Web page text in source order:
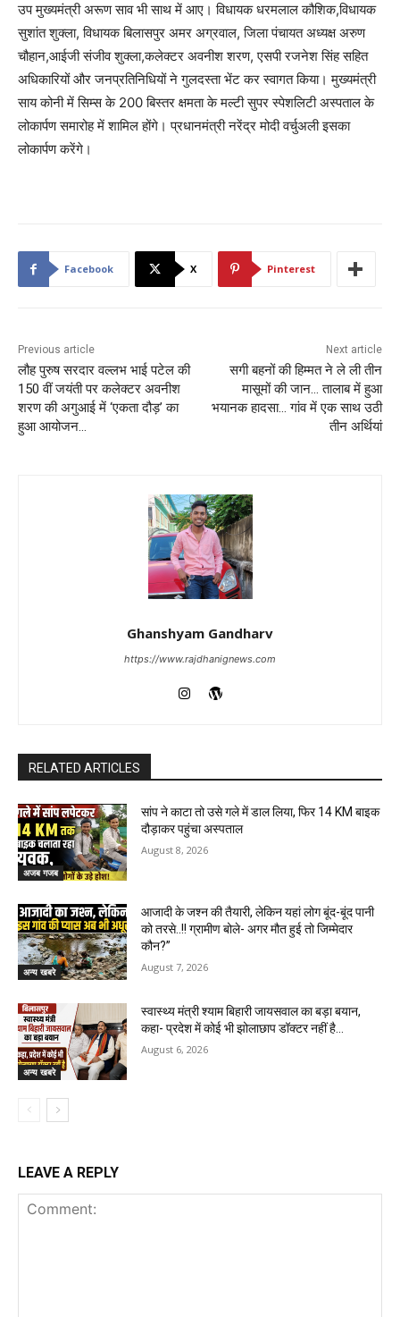
उप मुख्यमंत्री अरूण साव भी साथ में आए। विधायक धरमलाल कौशिक,विधायक
सुशांत शुक्ला, विधायक बिलासपुर अमर अग्रवाल, जिला पंचायत अध्यक्ष अरुण
चौहान,आईजी संजीव शुक्ला,कलेक्टर अवनीश शरण, एसपी रजनेश सिंह सहित
अधिकारियों और जनप्रतिनिधियों ने गुलदस्ता भेंट कर स्वागत किया। मुख्यमंत्री
साय कोनी में सिम्स के 200 बिस्तर क्षमता के मल्टी सुपर स्पेशलिटी अस्पताल के
लोकार्पण समारोह में शामिल होंगे। प्रधानमंत्री नरेंद्र मोदी वर्चुअली इसका
लोकार्पण करेंगे।
Facebook X Pinterest
Previous article
लौह पुरुष सरदार वल्लभ भाई पटेल की
150 वीं जयंती पर कलेक्टर अवनीश
शरण की अगुआई में ‘एकता दौड़’ का
हुआ आयोजन…
Next article
सगी बहनों की हिम्मत ने ले ली तीन
मासूमों की जान… तालाब में हुआ
भयानक हादसा… गांव में एक साथ उठी
तीन अर्थियां
Ghanshyam Gandharv
https://www.rajdhanignews.com
RELATED ARTICLES
अजब गजब
सांप ने काटा तो उसे गले में डाल लिया, फिर 14 KM बाइक
दौड़ाकर पहुंचा अस्पताल
August 8, 2026
अन्य खबरे
आजादी के जश्न की तैयारी, लेकिन यहां लोग बूंद-बूंद पानी
को तरसे..!! ग्रामीण बोले- अगर मौत हुई तो जिम्मेदार
कौन?”
August 7, 2026
अन्य खबरे
स्वास्थ्य मंत्री श्याम बिहारी जायसवाल का बड़ा बयान,
कहा- प्रदेश में कोई भी झोलाछाप डॉक्टर नहीं है…
August 6, 2026
LEAVE A REPLY